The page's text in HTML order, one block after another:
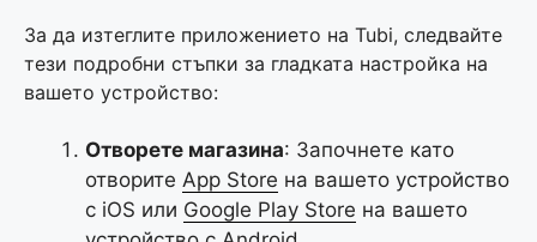
За да изтеглите приложението на Tubi, следвайте
тези подробни стъпки за гладката настройка на
вашето устройство:
Отворете магазина: Започнете като
отворите App Store на вашето устройство
с iOS или Google Play Store на вашето